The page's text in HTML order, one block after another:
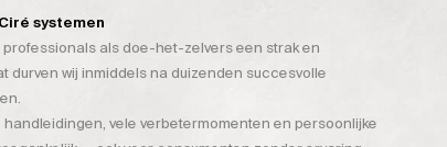
systemen
als doe-het-zelvers een strak en
durven wij inmiddels na duizenden succesvolle
vele verbetermomenten en persoonlijke